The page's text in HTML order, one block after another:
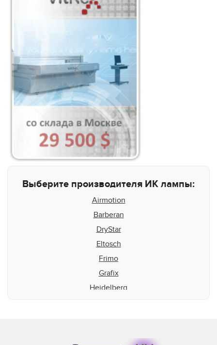
Выберите производителя ИК лампы:
Airmotion
Barberan
DryStar
Eltosch
Frimo
Grafix
Heidelberg